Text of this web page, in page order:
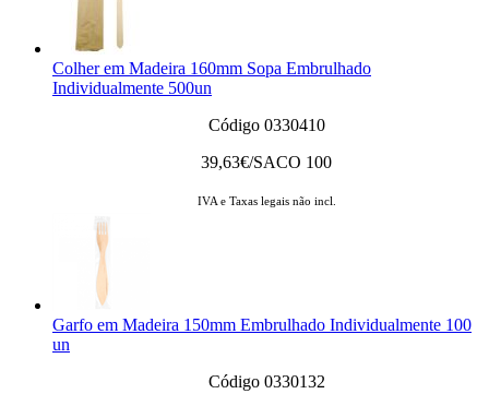
Colher em Madeira 160mm Sopa Embrulhado
Individualmente 500un
Código 0330410
39,63€/SACO 100
IVA e Taxas legais não incl.
Garfo em Madeira 150mm Embrulhado Individualmente 100
un
Código 0330132